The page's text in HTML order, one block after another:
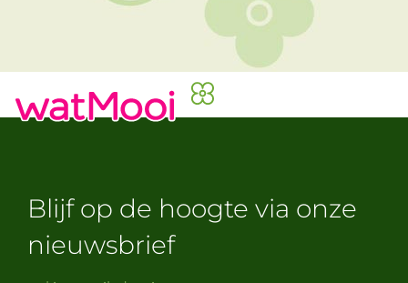
Blijf op de hoogte via onze
nieuwsbrief